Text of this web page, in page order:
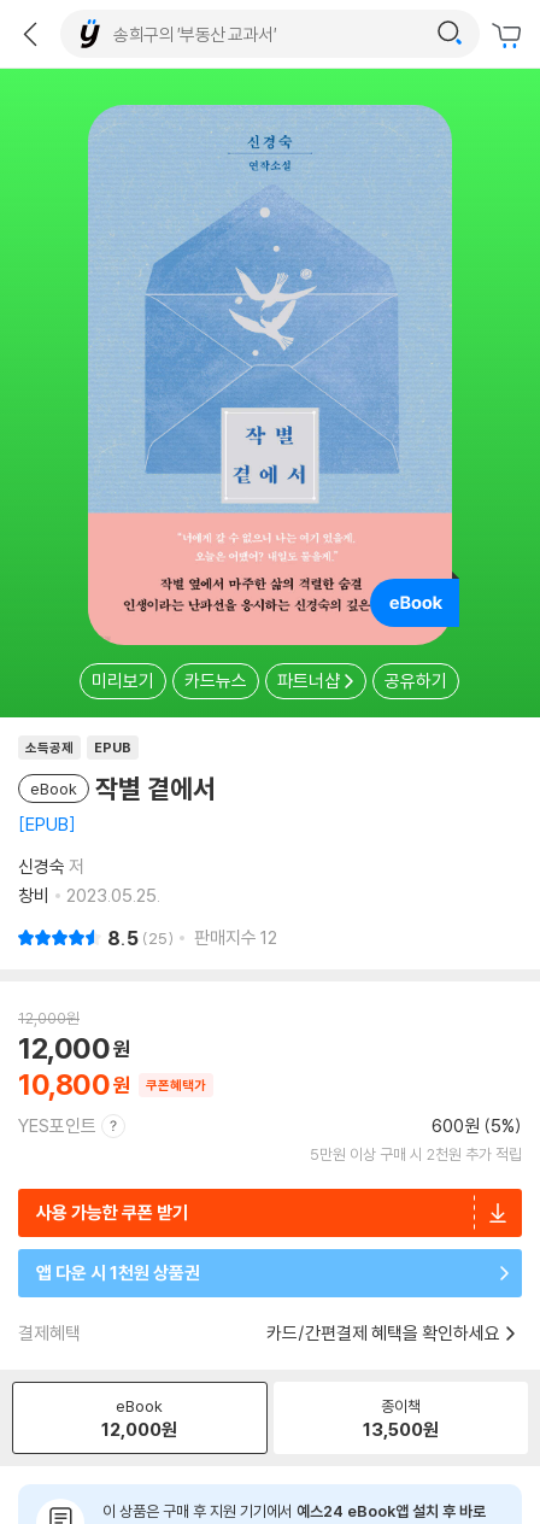
미리보기 카드뉴스 파트너샵 공유하기
소득공제 EPUB
eBook 작별 곁에서
EPUB
신경숙 저
창비
2023.05.25.
8.5 25 판매지수 12
12,000원
10,800
12,000
쿠폰혜택가
YES포인트 600원 (5%)
5만원 이상 구매 시 2천원 추가 적립
사용 가능한 쿠폰 받기
앱 다운 시 1천원 상품권
결제혜택 카드/간편결제 혜택을 확인하세요
eBook
12,000원
종이책
13,500원
이 상품은 구매 후 지원 기기에서 예스24 eBook앱 설치 후 바로